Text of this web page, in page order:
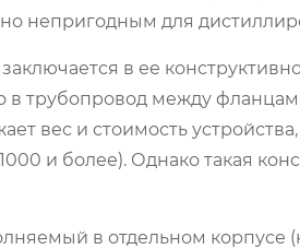
непригодным для
в ее
в трубопровод между
вес и стоимость
и более). Однако такая
в отдельном корпусе